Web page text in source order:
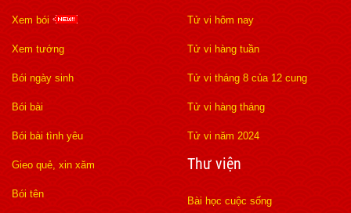
Xem bói
Xem tướng
Bói ngày sinh
Bói bài
Bói bài tình yêu
Gieo quẻ, xin xăm
Bói tên
Tử vi hôm nay
Tử vi hàng tuần
Tử vi tháng 8 của 12 cung
Tử vi hàng tháng
Tử vi năm 2024
Thư viện
Bài học cuộc sống